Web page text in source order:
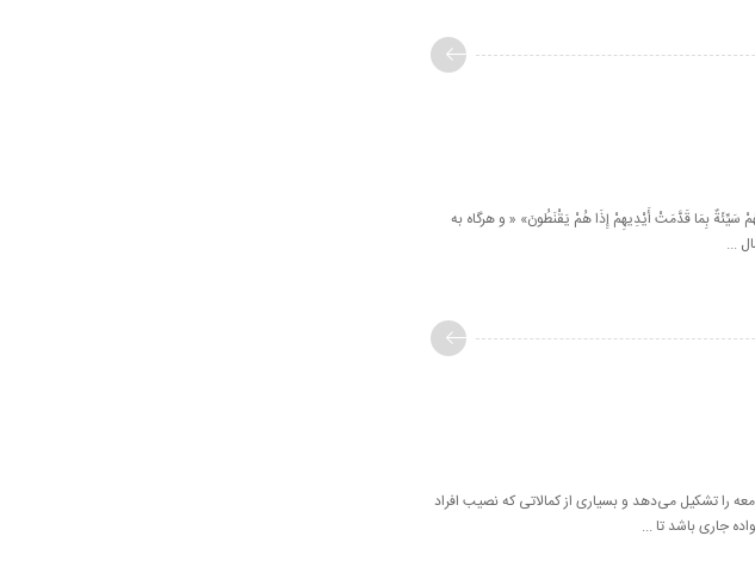
بِمَا قَدَّمَتْ أَيْدِيهِمْ إِذَا هُمْ يَقْنَطُونَ» « و هرگاه به
...
را تشکیل می‌دهد و بسیاری از کمالاتی که نصیب افراد
جاری باشد تا ...